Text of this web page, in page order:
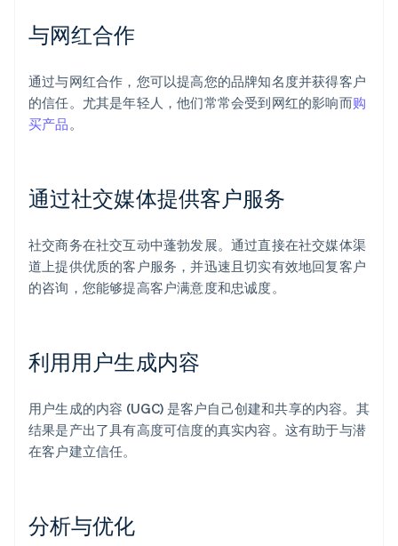
与网红合作
通过与网红合作，您可以提高您的品牌知名度并获得客户
的信任。尤其是年轻人，他们常常会受到网红的影响而购
买产品。
通过社交媒体提供客户服务
社交商务在社交互动中蓬勃发展。通过直接在社交媒体渠
道上提供优质的客户服务，并迅速且切实有效地回复客户
的咨询，您能够提高客户满意度和忠诚度。
利用用户生成内容
用户生成的内容 (UGC) 是客户自己创建和共享的内容。其
结果是产出了具有高度可信度的真实内容。这有助于与潜
在客户建立信任。
分析与优化
爱尔兰
English